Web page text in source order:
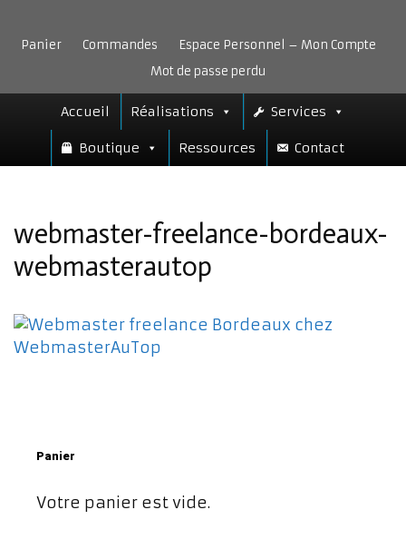
contenu
Panier Commandes
Espace Personnel – Mon Compte
Mot de passe perdu
Accueil Réalisations Services
Boutique Ressources Contact
webmaster-freelance-bordeaux-
webmasterautop
Panier
Votre panier est vide.